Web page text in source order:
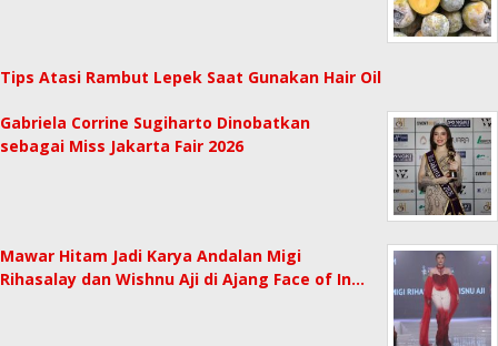
Tips Atasi Rambut Lepek Saat Gunakan Hair Oil
Gabriela Corrine Sugiharto Dinobatkan
sebagai Miss Jakarta Fair 2026
Mawar Hitam Jadi Karya Andalan Migi
Rihasalay dan Wishnu Aji di Ajang Face of In…